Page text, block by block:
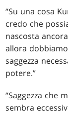
“Su una cosa
credo che
nascosta
allora
saggezza
potere.”
“Saggezza che
sembra